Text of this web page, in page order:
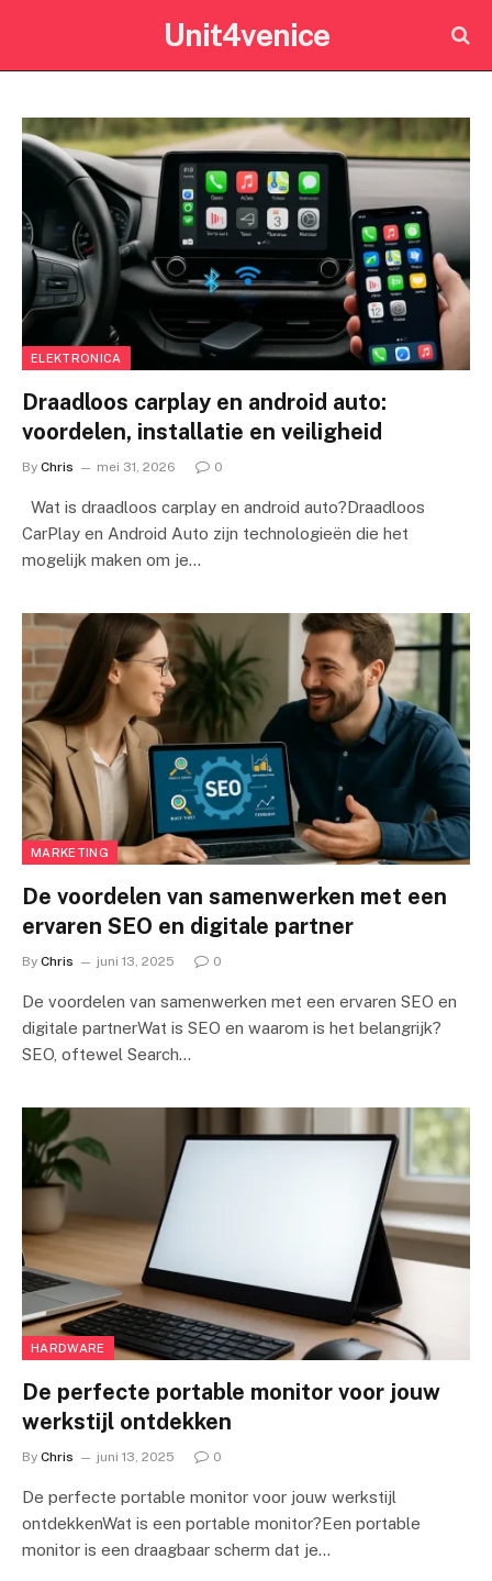
Unit4venice
ELEKTRONICA
Draadloos carplay en android auto:
voordelen, installatie en veiligheid
By Chris mei 31, 2026 0
Wat is draadloos carplay en android auto?Draadloos
CarPlay en Android Auto zijn technologieën die het
mogelijk maken om je…
MARKETING
De voordelen van samenwerken met een
ervaren SEO en digitale partner
By Chris juni 13, 2025 0
De voordelen van samenwerken met een ervaren SEO en
digitale partnerWat is SEO en waarom is het belangrijk?
SEO, oftewel Search…
HARDWARE
De perfecte portable monitor voor jouw
werkstijl ontdekken
By Chris juni 13, 2025 0
De perfecte portable monitor voor jouw werkstijl
ontdekkenWat is een portable monitor?Een portable
monitor is een draagbaar scherm dat je…